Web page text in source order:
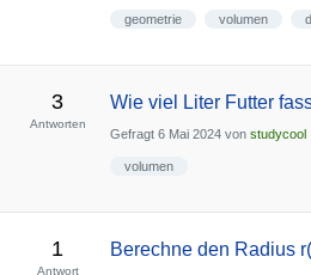
geometrie volumen
3
Antworten
Wie viel Liter Futter
Gefragt 6 Mai 2024 von studycool
volumen
1
Antwort
Berechne den Radius